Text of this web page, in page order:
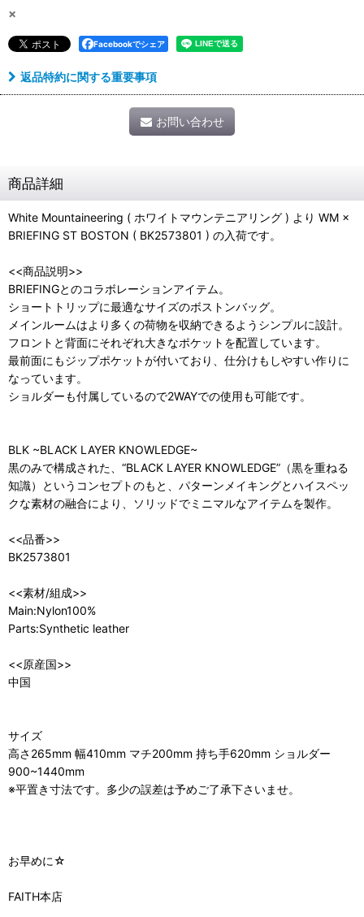
×
Facebookでシェア
返品特約に関する重要事項
お問い合わせ
商品詳細
White Mountaineering ( ホワイトマウンテニアリング ) より WM ×
BRIEFING ST BOSTON ( BK2573801 ) の入荷です。
<<商品説明>>
BRIEFINGとのコラボレーションアイテム。
ショートトリップに最適なサイズのボストンバッグ。
メインルームはより多くの荷物を収納できるようシンプルに設計。
フロントと背面にそれぞれ大きなポケットを配置しています。
最前面にもジップポケットが付いており、仕分けもしやすい作りに
なっています。
ショルダーも付属しているので2WAYでの使用も可能です。
BLK ~BLACK LAYER KNOWLEDGE~
黒のみで構成された、“BLACK LAYER KNOWLEDGE”（黒を重ねる
知識）というコンセプトのもと、パターンメイキングとハイスペッ
クな素材の融合により、ソリッドでミニマルなアイテムを製作。
<<品番>>
BK2573801
<<素材/組成>>
Main:Nylon100%
Parts:Synthetic leather
<<原産国>>
中国
サイズ
高さ265mm 幅410mm マチ200mm 持ち手620mm ショルダー
900~1440mm
※平置き寸法です。多少の誤差は予めご了承下さいませ。
お早めに☆
FAITH本店